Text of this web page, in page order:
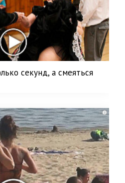
секунд, а смеяться
i